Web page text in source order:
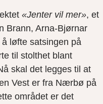
«Jenter vil mer», et
Brann, Arna-Bjørnar
løfte satsingen på
til stolthet blant
skal det legges til at
Vest er fra Nærbø på
området er det